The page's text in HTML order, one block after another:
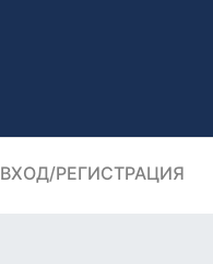
ВХОД/РЕГИСТРАЦИЯ